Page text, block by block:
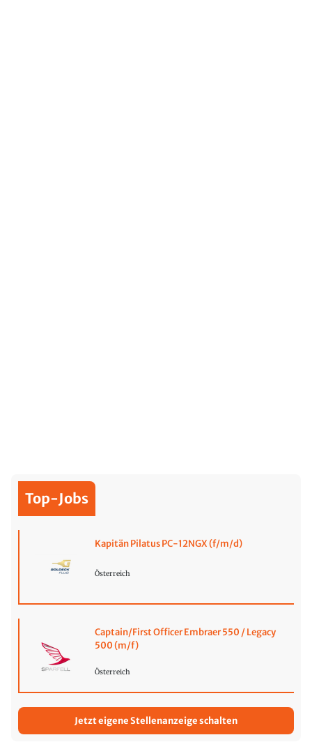
Top-Jobs
Kapitän Pilatus PC-12NGX (f/m/d)
Österreich
Captain/First Officer Embraer 550 / Legacy
500 (m/f)
Österreich
Jetzt eigene Stellenanzeige schalten